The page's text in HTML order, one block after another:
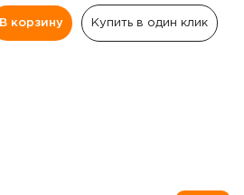
В корзину Купить в один клик